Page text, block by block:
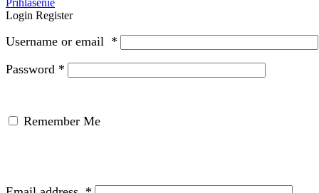
Prihlásenie
Login Register
Username or email *
Password *
Remember Me